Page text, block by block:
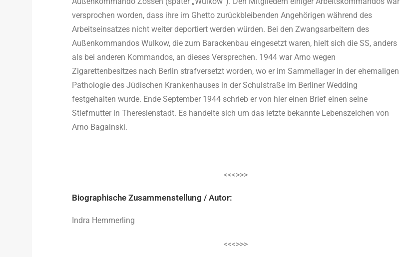
versprochen worden, dass ihre im Ghetto zurückbleibenden Angehörigen während des
Arbeitseinsatzes nicht weiter deportiert werden würden. Bei den Zwangsarbeitern des
Außenkommandos Wulkow, die zum Barackenbau eingesetzt waren, hielt sich die SS, anders
als bei anderen Kommandos, an dieses Versprechen. 1944 war Arno wegen
Zigarettenbesitzes nach Berlin strafversetzt worden, wo er im Sammellager in der ehemaligen
Pathologie des Jüdischen Krankenhauses in der Schulstraße im Berliner Wedding
festgehalten wurde. Ende September 1944 schrieb er von hier einen Brief einen seine
Stiefmutter in Theresienstadt. Es handelte sich um das letzte bekannte Lebenszeichen von
Arno Bagainski.
<<<>>>
Biographische Zusammenstellung / Autor:
Indra Hemmerling
<<<>>>